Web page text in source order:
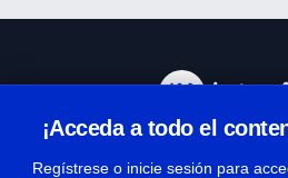
¡Acceda a todo el
Regístrese o inicie sesión para